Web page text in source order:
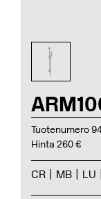
Tuotenumero
Hinta 260 €
CR MB LU